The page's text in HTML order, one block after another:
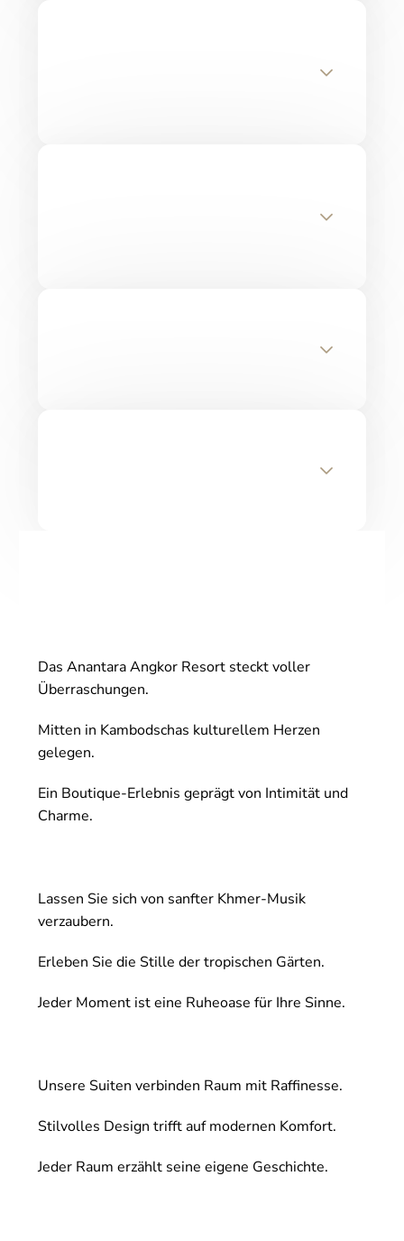
Das Anantara Angkor Resort steckt voller
Überraschungen.
Mitten in Kambodschas kulturellem Herzen
gelegen.
Ein Boutique-Erlebnis geprägt von Intimität und
Charme.
Lassen Sie sich von sanfter Khmer-Musik
verzaubern.
Erleben Sie die Stille der tropischen Gärten.
Jeder Moment ist eine Ruheoase für Ihre Sinne.
Unsere Suiten verbinden Raum mit Raffinesse.
Stilvolles Design trifft auf modernen Komfort.
Jeder Raum erzählt seine eigene Geschichte.